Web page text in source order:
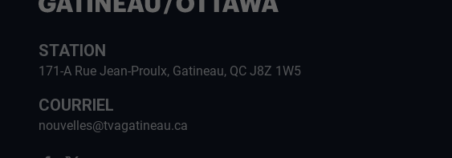
STATION
171-A Rue Jean-Proulx, Gatineau, QC J8Z 1W5
COURRIEL
nouvelles@tvagatineau.ca